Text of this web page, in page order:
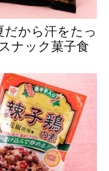
だから汗をたっ
ナック菓子食